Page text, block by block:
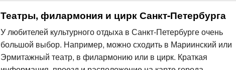
Театры, филармония и цирк Санкт-Петербурга
У любителей культурного отдыха в Санкт-Петербурге очень
большой выбор. Например, можно сходить в Мариинский или
Эрмитажный театр, в филармонию или в цирк. Краткая